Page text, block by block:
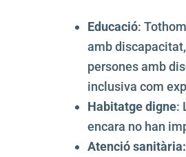
Educació:
amb
persones amb
inclusiva com
Habitatge digne:
encara no han
Atenció sanitària: